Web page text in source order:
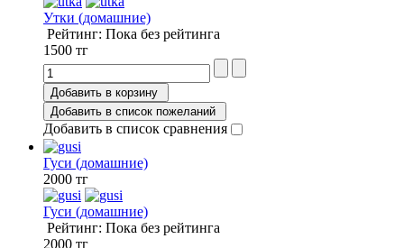
Утки (домашние)
Рейтинг: Пока без рейтинга
1500 тг
Добавить в корзину
Добавить в список пожеланий
Добавить в список сравнения
Гуси (домашние)
2000 тг
Гуси (домашние)
Рейтинг: Пока без рейтинга
2000 тг